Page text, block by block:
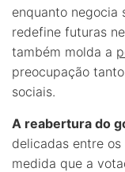
enquanto negocia
redefine futuras
também molda a
preocupação
sociais.
A reabertura do
delicadas entre
medida que a